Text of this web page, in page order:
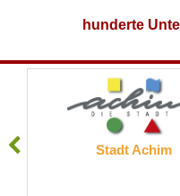
hunderte
Stadt Achim